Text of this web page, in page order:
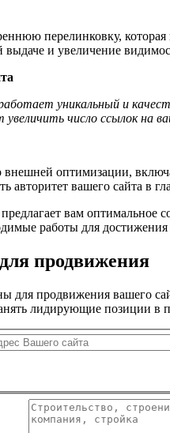
перелинковку, которая
и увеличение
уникальный и
число ссылок на
оптимизации,
вашего сайта в
вам оптимальное
работы для достижения
продвижения
продвижения вашего
лидирующие позиции в